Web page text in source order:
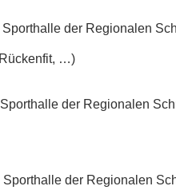
der Regionalen
…)
der Regionalen
Sporthalle der Regionalen